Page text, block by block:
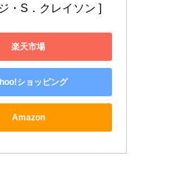
・S．クレイソン ]
楽天市場
ショッピング
Amazon